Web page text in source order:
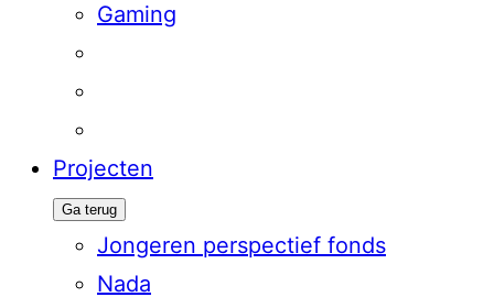
Gaming
Projecten
Ga terug
Jongeren perspectief fonds
Nada